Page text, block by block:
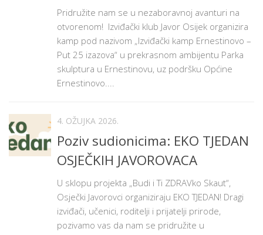
Pridružite nam se u nezaboravnoj avanturi na
otvorenom! Izviđački klub Javor Osijek organizira
kamp pod nazivom „Izviđački kamp Ernestinovo –
Put 25 izazova“ u prekrasnom ambijentu Parka
skulptura u Ernestinovu, uz podršku Općine
Ernestinovo....
4. OŽUJKA 2026.
Poziv sudionicima: EKO TJEDAN
OSJEČKIH JAVOROVACA
U sklopu projekta „Budi i Ti ZDRAVko Skaut“,
Osječki Javorovci organiziraju EKO TJEDAN! Dragi
izviđači, učenici, roditelji i prijatelji prirode,
pozivamo vas da nam se pridružite u